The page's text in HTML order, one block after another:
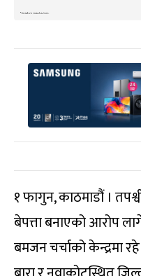
१ फागुन, काठमाडौं ।
बेपत्ता बनाएको आरोप
बमजन चर्चाको केन्द्रमा